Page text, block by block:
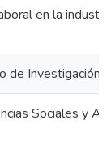
en la
de Investigación
Sociales y